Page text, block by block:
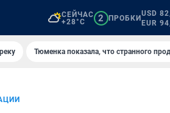
СЕЙЧАС
+28°C
2 ПРОБКИ
USD
EUR
Тюменка показала, что странного